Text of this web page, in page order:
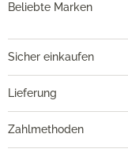
Beliebte Marken
Sicher einkaufen
Lieferung
Zahlmethoden